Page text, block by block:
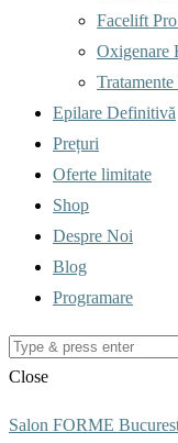
Facelift
Oxigenare
Epilare Definitivă
Prețuri
Oferte limitate
Shop
Despre Noi
Blog
Programare
Close
Salon FORME